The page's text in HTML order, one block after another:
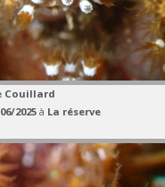
Couillard
2025 à La réserve